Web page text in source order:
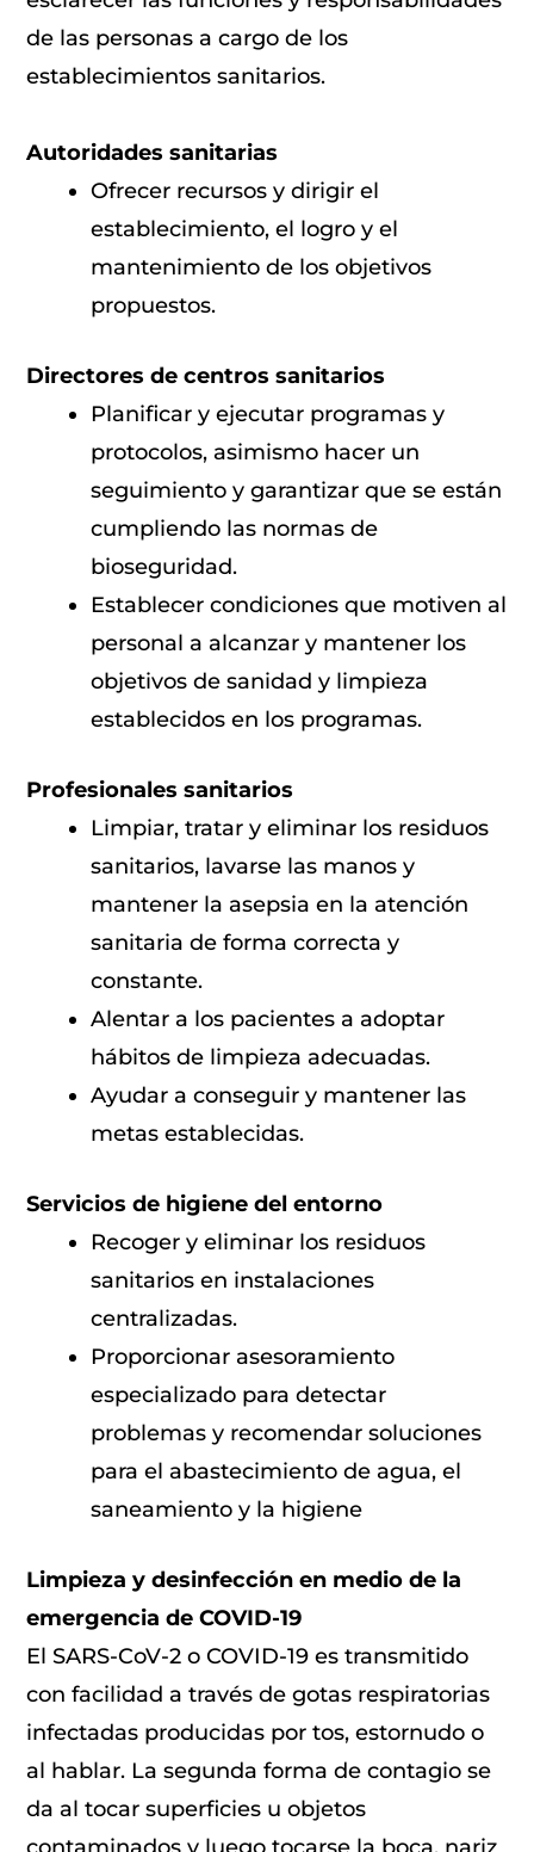
de las personas a cargo de los
establecimientos sanitarios.
Autoridades sanitarias
Ofrecer recursos y dirigir el
establecimiento, el logro y el
mantenimiento de los objetivos
propuestos.
Directores de centros sanitarios
Planificar y ejecutar programas y
protocolos, asimismo hacer un
seguimiento y garantizar que se están
cumpliendo las normas de
bioseguridad.
Establecer condiciones que motiven al
personal a alcanzar y mantener los
objetivos de sanidad y limpieza
establecidos en los programas.
Profesionales sanitarios
Limpiar, tratar y eliminar los residuos
sanitarios, lavarse las manos y
mantener la asepsia en la atención
sanitaria de forma correcta y
constante.
Alentar a los pacientes a adoptar
hábitos de limpieza adecuadas.
Ayudar a conseguir y mantener las
metas establecidas.
Servicios de higiene del entorno
Recoger y eliminar los residuos
sanitarios en instalaciones
centralizadas.
Proporcionar asesoramiento
especializado para detectar
problemas y recomendar soluciones
para el abastecimiento de agua, el
saneamiento y la higiene
Limpieza y desinfección en medio de la
emergencia de COVID-19
El SARS-CoV-2 o COVID-19 es transmitido
con facilidad a través de gotas respiratorias
infectadas producidas por tos, estornudo o
al hablar. La segunda forma de contagio se
da al tocar superficies u objetos